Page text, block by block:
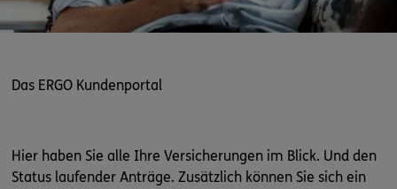
Das ERGO Kundenportal
Hier haben Sie alle Ihre Versicherungen im Blick. Und den
Status laufender Anträge. Zusätzlich können Sie sich ein